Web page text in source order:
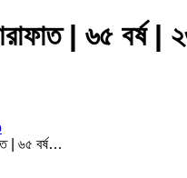
| ৬৫
| ৬৫ বর্ষ…